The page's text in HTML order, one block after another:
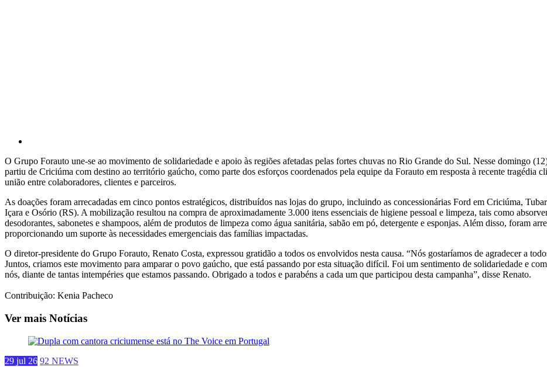
O Grupo Forauto une-se ao movimento de solidariedade e apoio às regiões afetadas pelas fortes chuvas no Rio Grande do Sul. Nesse domingo
partiu de Criciúma com destino ao território gaúcho, como parte dos esforços coordenados pela equipe da Forauto em resposta à recente
união entre colaboradores, clientes e parceiros.
As doações foram arrecadadas em cinco pontos estratégicos, distribuídos nas lojas do grupo, incluindo as concessionárias Ford em Criciúma,
Içara e Osório (RS). A mobilização resultou na compra de aproximadamente 3.000 itens essenciais de higiene pessoal e limpeza, tais como
desodorantes, sabonetes e shampoos, além de produtos de limpeza como água sanitária, sabão em pó, detergente e esponjas. Além disso, foram
proporcionando um suporte às necessidades emergenciais das famílias impactadas.
O diretor-presidente do Grupo Forauto, Renato Costa, expressou gratidão a todos os envolvidos nesta causa. “Nós gostaríamos de agradecer a
Juntos, criamos este movimento para amparar o povo gaúcho, que está passando por esta situação difícil. Foi um sentimento de solidariedade e
nós, diante de tantas intempéries que estamos passando. Obrigado a todos e parabéns a cada um que participou desta campanha”, disse Renato.
Contribuição: Kenia Pacheco
Ver mais Notícias
29 jul 26 92 NEWS